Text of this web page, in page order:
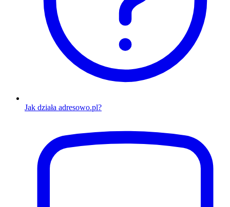
Jak działa adresowo.pl?